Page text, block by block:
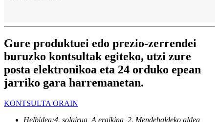
Gure produktuei edo prezio-zerrendei
buruzko kontsultak egiteko, utzi zure
posta elektronikoa eta 24 orduko epean
jarriko gara harremanetan.
KONTSULTA ORAIN
Helbidea:4. solairua, A eraikina, 2. Mendebaldeko aldea,